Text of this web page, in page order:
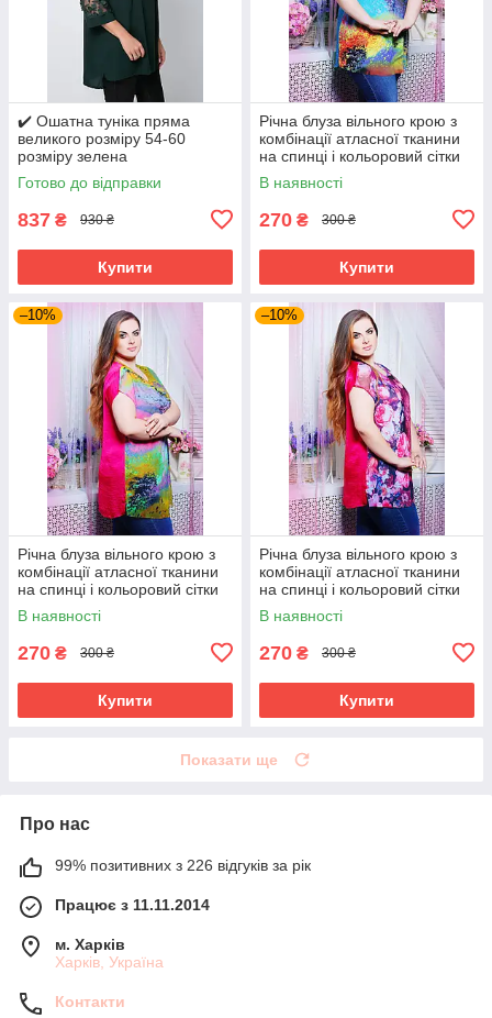
✔️ Ошатна туніка пряма
великого розміру 54-60
розміру зелена
Готово до відправки
837 ₴ 930 ₴
Купити
Річна блуза вільного крою з
комбінації атласної тканини
на спинці і кольоровий сітки
великого розміру 52-62
В наявності
270 ₴ 300 ₴
Купити
–10%
Річна блуза вільного крою з
комбінації атласної тканини
на спинці і кольоровий сітки
великого розміру 52-62
В наявності
270 ₴ 300 ₴
Купити
–10%
Річна блуза вільного крою з
комбінації атласної тканини
на спинці і кольоровий сітки
великого розміру 52-62
В наявності
270 ₴ 300 ₴
Купити
Показати ще
Про нас
99% позитивних з 226 відгуків за рік
Працює з 11.11.2014
м. Харків
Харків, Україна
Контакти